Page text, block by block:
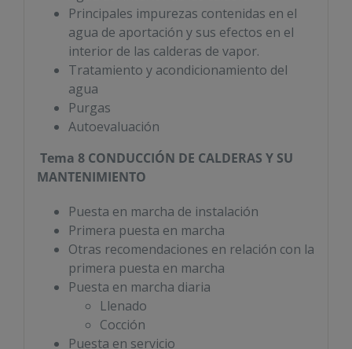
Principales impurezas contenidas en el
agua de aportación y sus efectos en el
interior de las calderas de vapor.
Tratamiento y acondicionamiento del
agua
Purgas
Autoevaluación
Tema 8 CONDUCCIÓN DE CALDERAS Y SU
MANTENIMIENTO
Puesta en marcha de instalación
Primera puesta en marcha
Otras recomendaciones en relación con la
primera puesta en marcha
Puesta en marcha diaria
Llenado
Cocción
Puesta en servicio